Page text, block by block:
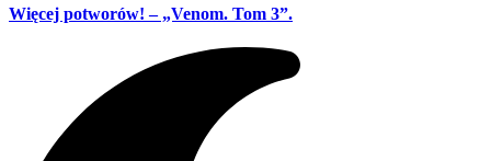
Więcej potworów! – „Venom. Tom 3”.